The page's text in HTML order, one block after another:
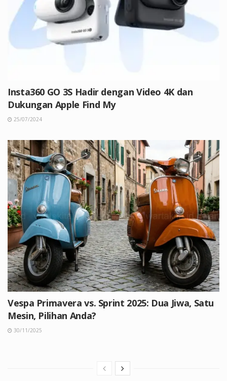
Insta360 GO 3S Hadir dengan Video 4K dan
Dukungan Apple Find My
25/07/2024
Vespa Primavera vs. Sprint 2025: Dua Jiwa, Satu
Mesin, Pilihan Anda?
30/11/2025